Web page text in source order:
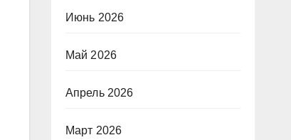
Июнь 2026
Май 2026
Апрель 2026
Март 2026